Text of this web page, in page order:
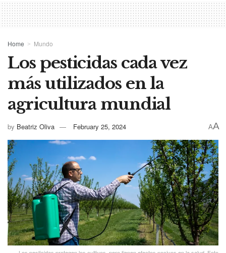
Home Mundo
Los pesticidas cada vez
más utilizados en la
agricultura mundial
by Beatriz Oliva February 25, 2024 AA